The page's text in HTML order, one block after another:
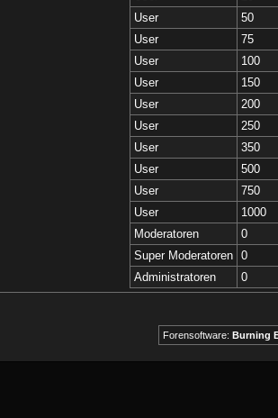
User
50
User
75
User
100
User
150
User
200
User
250
User
350
User
500
User
750
User
1000
Moderatoren
0
Super Moderatoren
0
Administratoren
0
Forensoftware: Burning